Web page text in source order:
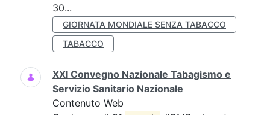
30...
GIORNATA MONDIALE SENZA TABACCO
TABACCO
XXI Convegno Nazionale Tabagismo e
Servizio Sanitario Nazionale
Contenuto Web